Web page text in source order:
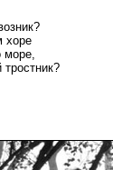
хоре
море,